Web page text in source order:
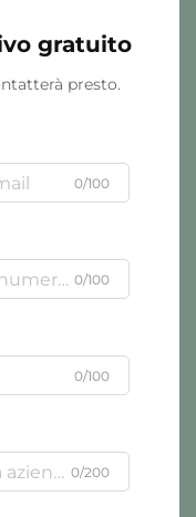
gratuito
presto.
0/100
0/100
0/100
0/200